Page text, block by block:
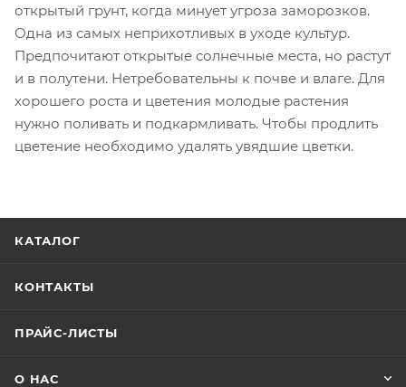
открытый грунт, когда минует угроза заморозков.
Одна из самых неприхотливых в уходе культур.
Предпочитают открытые солнечные места, но растут
и в полутени. Нетребовательны к почве и влаге. Для
хорошего роста и цветения молодые растения
нужно поливать и подкармливать. Чтобы продлить
цветение необходимо удалять увядшие цветки.
КАТАЛОГ
КОНТАКТЫ
ПРАЙС-ЛИСТЫ
О НАС